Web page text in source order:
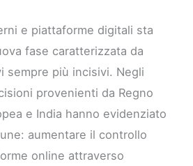
e piattaforme digitali sta
fase caratterizzata da
sempre più incisivi. Negli
provenienti da Regno
e India hanno evidenziato
aumentare il controllo
online attraverso